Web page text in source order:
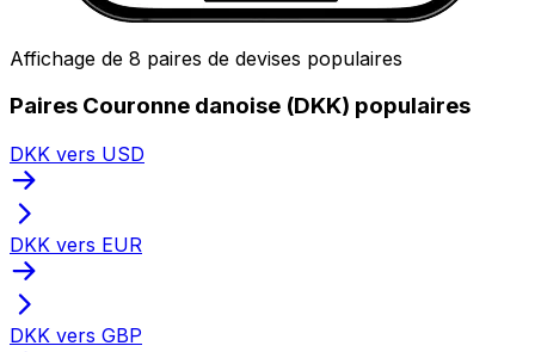
Affichage de 8 paires de devises populaires
Paires Couronne danoise (DKK) populaires
DKK vers USD
DKK vers EUR
DKK vers GBP